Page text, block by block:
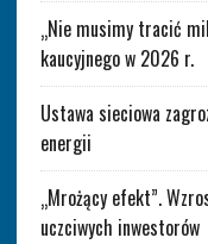
„Nie musimy tracić
kaucyjnego w 2026 r.
Ustawa sieciowa
energii
„Mrożący efekt”.
uczciwych inwestorów